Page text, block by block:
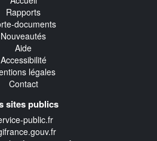
Rapports
documents
Nouveautés
Aide
Accessibilité
légales
Contact
sites publics
public.fr